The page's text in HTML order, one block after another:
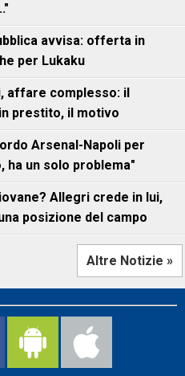
avvisa: offerta in
per Lukaku
affare complesso: il
prestito, il motivo
Arsenal-Napoli per
ha un solo problema"
Allegri crede in lui,
posizione del campo
Altre Notizie »